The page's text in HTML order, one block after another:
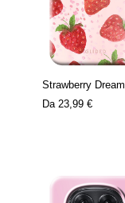
Strawberry Dream
Da 23,99 €